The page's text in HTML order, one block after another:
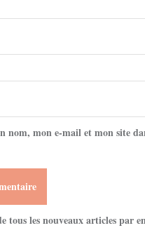
nom, mon e-mail et mon site
tous les nouveaux articles par